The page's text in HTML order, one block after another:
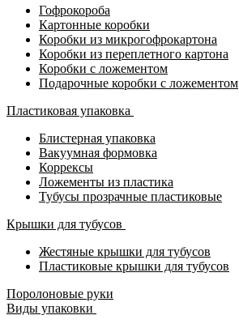
Гофрокороба
Картонные коробки
Коробки из микрогофрокартона
Коробки из переплетного картона
Коробки с ложементом
Подарочные коробки с ложементом
Пластиковая упаковка
Блистерная упаковка
Вакуумная формовка
Коррексы
Ложементы из пластика
Тубусы прозрачные пластиковые
Крышки для тубусов
Жестяные крышки для тубусов
Пластиковые крышки для тубусов
Поролоновые руки
Виды упаковки